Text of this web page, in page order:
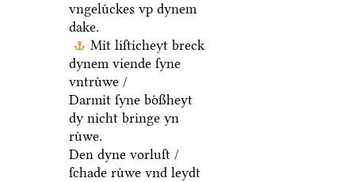
vngeluͤckes vp dynem
dake.
Mit liſticheyt breck
dynem viende ſyne
vntruͤwe /
Darmit ſyne boͤßheyt
dy nicht bringe yn
ruͤwe.
Den dyne vorluſt /
ſchade ruͤwe vnd leydt